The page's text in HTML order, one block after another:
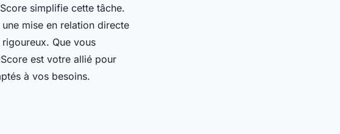
simplifie cette tâche.
mise en relation directe
Que vous
est votre allié pour
à vos besoins.